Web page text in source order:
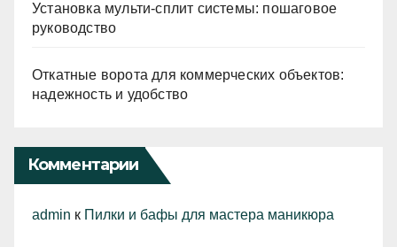
Установка мульти-сплит системы: пошаговое
руководство
Откатные ворота для коммерческих объектов:
надежность и удобство
Комментарии
admin к Пилки и бафы для мастера маникюра